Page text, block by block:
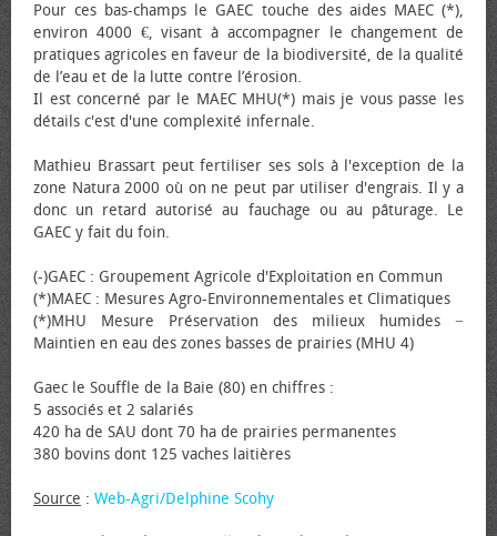
Pour ces bas-champs le GAEC touche des aides MAEC (*),
environ 4000 €, visant à accompagner le changement de
pratiques agricoles en faveur de la biodiversité, de la qualité
de l’eau et de la lutte contre l’érosion.
Il est concerné par le MAEC MHU(*) mais je vous passe les
détails c'est d'une complexité infernale.
Mathieu Brassart peut fertiliser ses sols à l'exception de la
zone Natura 2000 où on ne peut par utiliser d'engrais. Il y a
donc un retard autorisé au fauchage ou au pâturage. Le
GAEC y fait du foin.
(-)GAEC : Groupement Agricole d'Exploitation en Commun
(*)MAEC : Mesures Agro-Environnementales et Climatiques
(*)MHU Mesure Préservation des milieux humides −
Maintien en eau des zones basses de prairies (MHU 4)
Gaec le Souffle de la Baie (80) en chiffres :
5 associés et 2 salariés
420 ha de SAU dont 70 ha de prairies permanentes
380 bovins dont 125 vaches laitières
Source : Web-Agri/Delphine Scohy